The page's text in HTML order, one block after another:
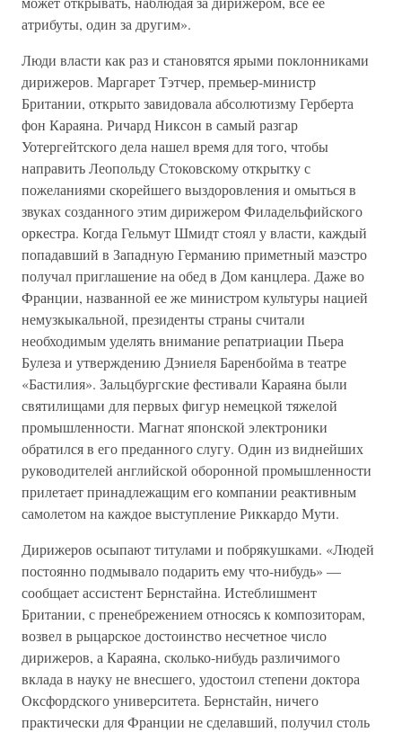
атрибуты, один за другим».
Люди власти как раз и становятся ярыми поклонниками
дирижеров. Маргарет Тэтчер, премьер-министр
Британии, открыто завидовала абсолютизму Герберта
фон Караяна. Ричард Никсон в самый разгар
Уотергейтского дела нашел время для того, чтобы
направить Леопольду Стоковскому открытку с
пожеланиями скорейшего выздоровления и омыться в
звуках созданного этим дирижером Филадельфийского
оркестра. Когда Гельмут Шмидт стоял у власти, каждый
попадавший в Западную Германию приметный маэстро
получал приглашение на обед в Дом канцлера. Даже во
Франции, названной ее же министром культуры нацией
немузкыкальной, президенты страны считали
необходимым уделять внимание репатриации Пьера
Булеза и утверждению Дэниеля Баренбойма в театре
«Бастилия». Зальцбургские фестивали Караяна были
святилищами для первых фигур немецкой тяжелой
промышленности. Магнат японской электроники
обратился в его преданного слугу. Один из виднейших
руководителей английской оборонной промышленности
прилетает принадлежащим его компании реактивным
самолетом на каждое выступление Риккардо Мути.
Дирижеров осыпают титулами и побрякушками. «Людей
постоянно подмывало подарить ему что-нибудь» —
сообщает ассистент Бернстайна. Истеблишмент
Британии, с пренебрежением относясь к композиторам,
возвел в рыцарское достоинство несчетное число
дирижеров, а Караяна, сколько-нибудь различимого
вклада в науку не внесшего, удостоил степени доктора
Оксфордского университета. Бернстайн, ничего
практически для Франции не сделавший, получил столь